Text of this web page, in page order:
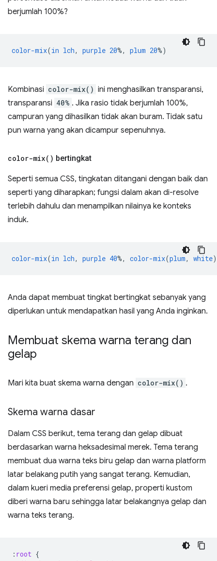
berjumlah 100%?
color-mix(in lch, purple 20%, plum 20%)
Kombinasi color-mix() ini menghasilkan transparansi,
transparansi 40% . Jika rasio tidak berjumlah 100%,
campuran yang dihasilkan tidak akan buram. Tidak satu
pun warna yang akan dicampur sepenuhnya.
color-mix( ) bertingkat
Seperti semua CSS, tingkatan ditangani dengan baik dan
seperti yang diharapkan; fungsi dalam akan di-resolve
terlebih dahulu dan menampilkan nilainya ke konteks
induk.
color-mix(in lch, purple 40%, color-mix(plum, white
Anda dapat membuat tingkat bertingkat sebanyak yang
diperlukan untuk mendapatkan hasil yang Anda inginkan.
Membuat skema warna terang dan
gelap
Mari kita buat skema warna dengan color-mix() .
Skema warna dasar
Dalam CSS berikut, tema terang dan gelap dibuat
berdasarkan warna heksadesimal merek. Tema terang
membuat dua warna teks biru gelap dan warna platform
latar belakang putih yang sangat terang. Kemudian,
dalam kueri media preferensi gelap, properti kustom
diberi warna baru sehingga latar belakangnya gelap dan
warna teks terang.
: root {